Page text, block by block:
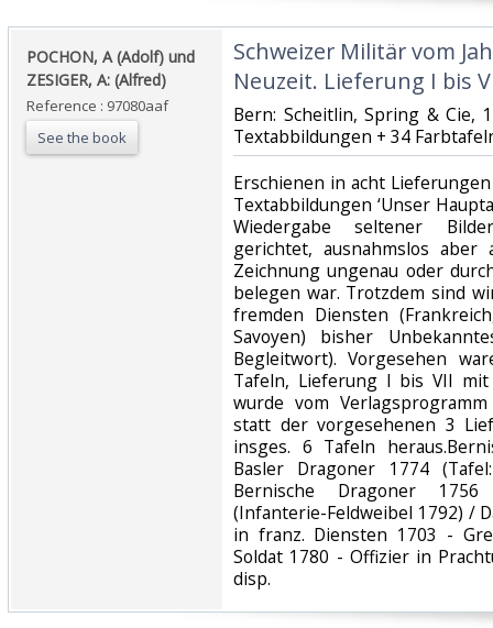
‎POCHON, A (Adolf) und
ZESIGER, A: (Alfred)‎
Reference : 97080aaf
See the book
‎Schweizer Militär vom
Neuzeit. Lieferung I bis
‎Bern: Scheitlin, Spring & Cie,
Textabbildungen + 34
‎Erschienen in acht
Textabbildungen ‘Unser
Wiedergabe seltener
gerichtet, ausnahmslos
Zeichnung ungenau oder
belegen war. Trotzdem sind
fremden Diensten
Savoyen) bisher
Begleitwort). Vorgesehen
Tafeln, Lieferung I bis VII
wurde vom
statt der vorgesehenen 3
insges. 6 Tafeln
Basler Dragoner 1774
Bernische Dragoner
(Infanterie-Feldweibel 1792) /
in franz. Diensten 1703 -
Soldat 1780 - Offizier in
disp.‎